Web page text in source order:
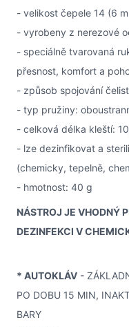
- velikost čepele 14 (6
- vyrobeny z nerezové
- speciálně tvarovaná
přesnost, komfort a
- způsob spojování
- typ pružiny:
- celková délka kleští:
- lze dezinfikovat a
(chemicky, tepelně,
- hmotnost: 40 g
NÁSTROJ JE VHODNÝ
DEZINFEKCI V
* AUTOKLÁV -
PO DOBU 15 MIN,
BARY